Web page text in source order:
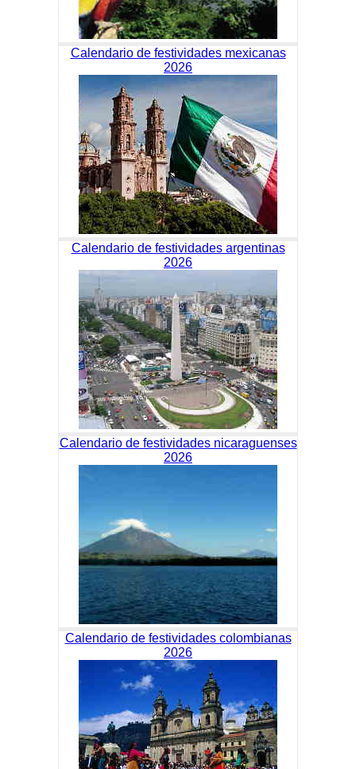
Calendario de festividades mexicanas
2026
Calendario de festividades argentinas
2026
Calendario de festividades nicaraguenses
2026
Calendario de festividades colombianas
2026